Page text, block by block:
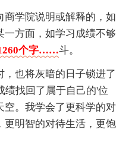
商学院说明或解释的，如
一方面，如学习成绩不够
个字……斗。
也将灰暗的日子锁进了
绩找回了属于自己的'位
空。我学会了更科学的对
更明智的对待生活，更饱